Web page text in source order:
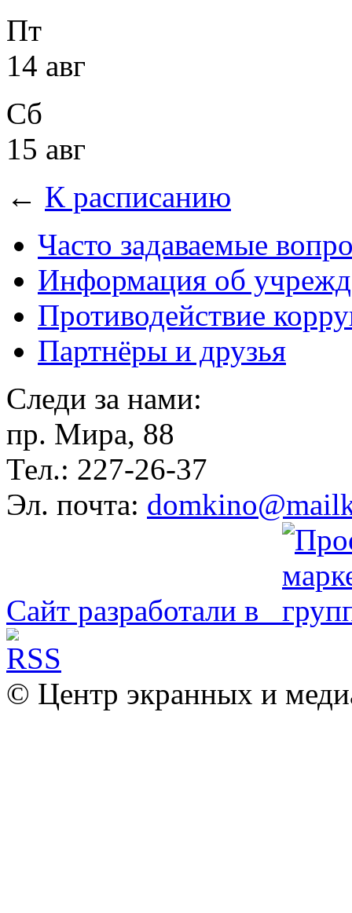
Пт
14 авг
Сб
15 авг
← К расписанию
Часто задаваемые
Информация об
Противодействие
Партнёры и друзья
Следи за нами:
пр. Мира, 88
Тел.: 227-26-37
Эл. почта:
Сайт разработали в
© Центр экранных и